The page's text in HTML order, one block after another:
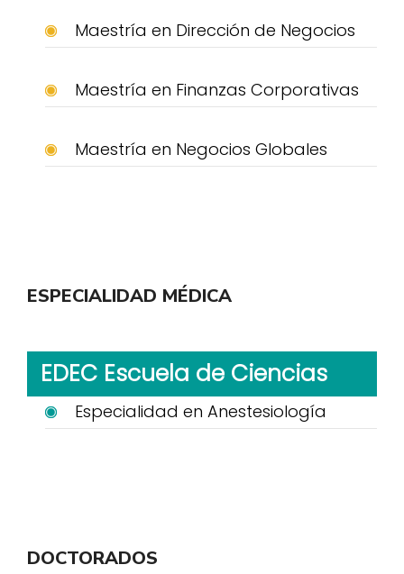
Maestría en Dirección de Negocios
Maestría en Finanzas Corporativas
Maestría en Negocios Globales
ESPECIALIDAD MÉDICA
EDEC Escuela de Ciencias
Especialidad en Anestesiología
DOCTORADOS